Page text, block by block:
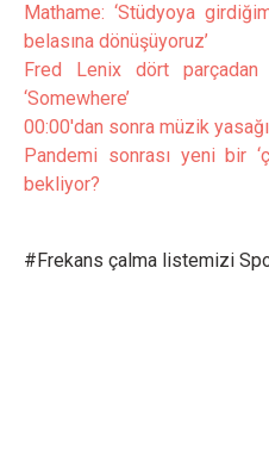
Mathame: ‘Stüdyoya
belasına dönüşüyoruz’
Fred Lenix dört parçadan
‘Somewhere’
00:00'dan sonra müzik
Pandemi sonrası yeni bir
bekliyor?
#Frekans çalma listemizi